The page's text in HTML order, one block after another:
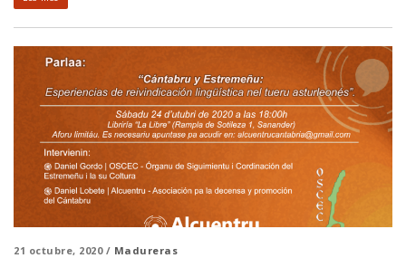
21 octubre, 2020 / Madureras